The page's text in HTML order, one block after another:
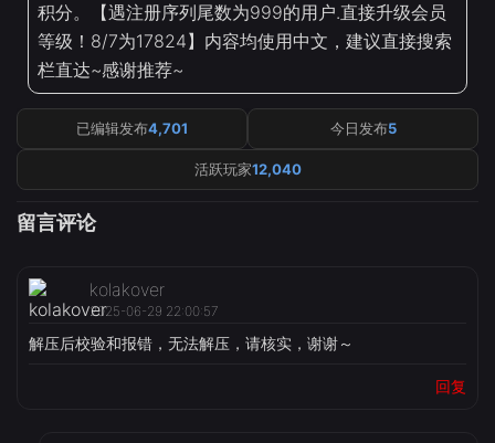
积分。【遇注册序列尾数为999的用户.直接升级会员
等级！8/7为17824】内容均使用中文，建议直接搜索
栏直达~感谢推荐~
已编辑发布4,701 今日发布5
活跃玩家12,040
留言评论
kolakover
2025-06-29 22:00:57
解压后校验和报错，无法解压，请核实，谢谢～
回复